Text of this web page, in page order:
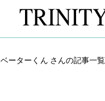
ベーターくん さんの記事一覧